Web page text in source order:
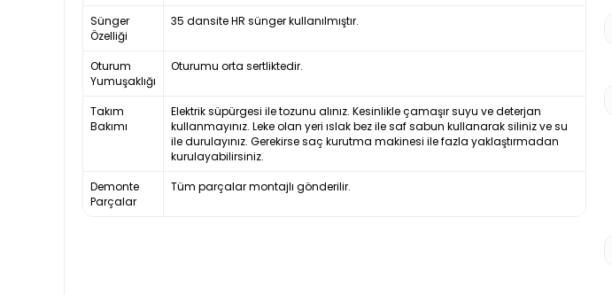
Sünger
Özelliği
35 dansite HR sünger kullanılmıştır.
Oturum
Yumuşaklığı
Oturumu orta sertliktedir.
Takım
Bakımı
Elektrik süpürgesi ile tozunu alınız. Kesinlikle çamaşır suyu ve deterjan
kullanmayınız. Leke olan yeri ıslak bez ile saf sabun kullanarak siliniz ve su
ile durulayınız. Gerekirse saç kurutma makinesi ile fazla yaklaştırmadan
kurulayabilirsiniz.
Demonte
Parçalar
Tüm parçalar montajlı gönderilir.